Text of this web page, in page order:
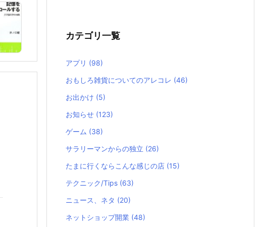
カテゴリ一覧
アプリ (98)
おもしろ雑貨についてのアレコレ (46)
お出かけ (5)
お知らせ (123)
ゲーム (38)
サラリーマンからの独立 (26)
たまに行くならこんな感じの店 (15)
テクニック/Tips (63)
ニュース、ネタ (20)
ネットショップ開業 (48)